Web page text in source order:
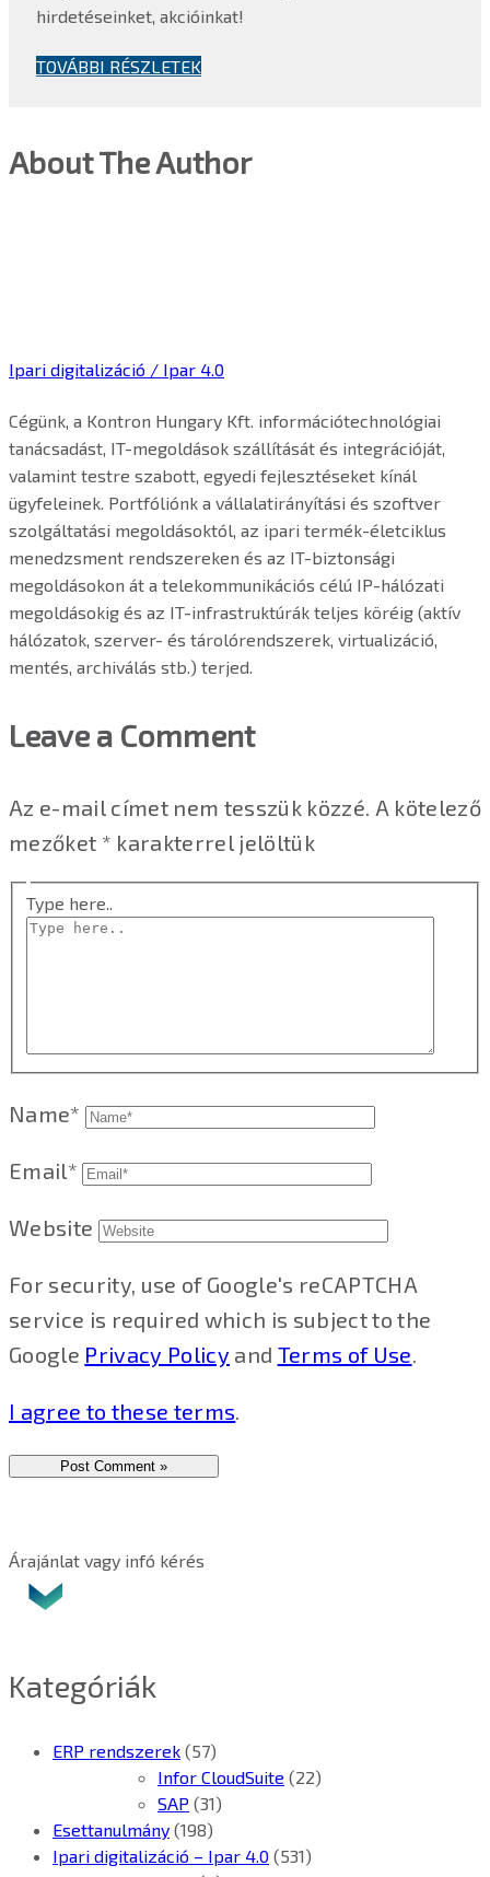
hirdetéseinket, akcióinkat!
TOVÁBBI RÉSZLETEK
About The Author
Ipari digitalizáció / Ipar 4.0
Cégünk, a Kontron Hungary Kft. információtechnológiai
tanácsadást, IT-megoldások szállítását és integrációját,
valamint testre szabott, egyedi fejlesztéseket kínál
ügyfeleinek. Portfóliónk a vállalatirányítási és szoftver
szolgáltatási megoldásoktól, az ipari termék-életciklus
menedzsment rendszereken és az IT-biztonsági
megoldásokon át a telekommunikációs célú IP-hálózati
megoldásokig és az IT-infrastruktúrák teljes köréig (aktív
hálózatok, szerver- és tárolórendszerek, virtualizáció,
mentés, archiválás stb.) terjed.
Leave a Comment
Az e-mail címet nem tesszük közzé. A kötelező
mezőket * karakterrel jelöltük
Type here..
Name*
Email*
Website
For security, use of Google's reCAPTCHA
service is required which is subject to the
Google Privacy Policy and Terms of Use.
I agree to these terms.
Árajánlat vagy infó kérés
Kategóriák
ERP rendszerek (57)
Infor CloudSuite (22)
SAP (31)
Esettanulmány (198)
Ipari digitalizáció – Ipar 4.0 (531)